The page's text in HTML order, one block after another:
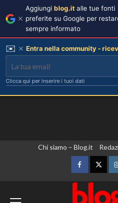
Chi siamo – Blog.it
Facebook
Aggiungi blog.it alle tue fonti
preferite su Google per
sempre informato
✉️ Entra nella community -
Clicca qui per inserire i tuoi dati